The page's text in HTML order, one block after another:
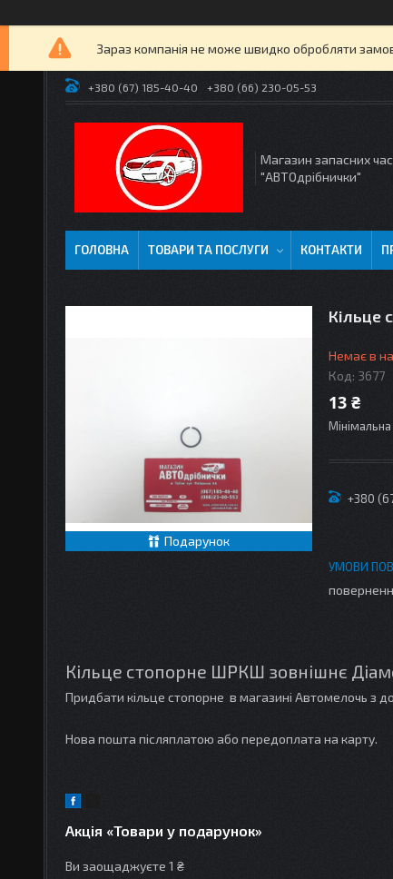
Зараз компанія не може швидко обробляти
+380 (67) 185-40-40 +380 (66) 230-05-53
Магазин запасних
"АВТОдрібнички"
ГОЛОВНА ТОВАРИ ТА ПОСЛУГИ КОНТАКТИ
Подарунок
Кільце
Немає в
Код: 3677
13 ₴
+380
Кільце стопорне ШРКШ зовнішнє
Придбати кільце стопорне в магазині Автомелочь з
Нова пошта післяплатою або передоплата на карту.
Акція «Товари у подарунок»
Ви заощаджуєте 1 ₴